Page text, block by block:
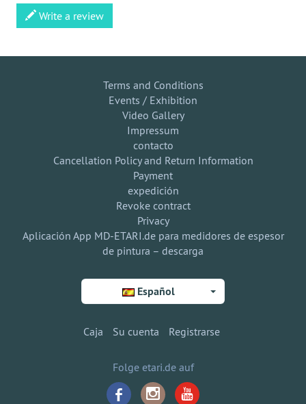
Write a review
Terms and Conditions
Events / Exhibition
Video Gallery
Impressum
contacto
Cancellation Policy and Return Information
Payment
expedición
Revoke contract
Privacy
Aplicación App MD-ETARI.de para medidores de espesor
de pintura – descarga
Español
Caja Su cuenta Registrarse
Folge etari.de auf